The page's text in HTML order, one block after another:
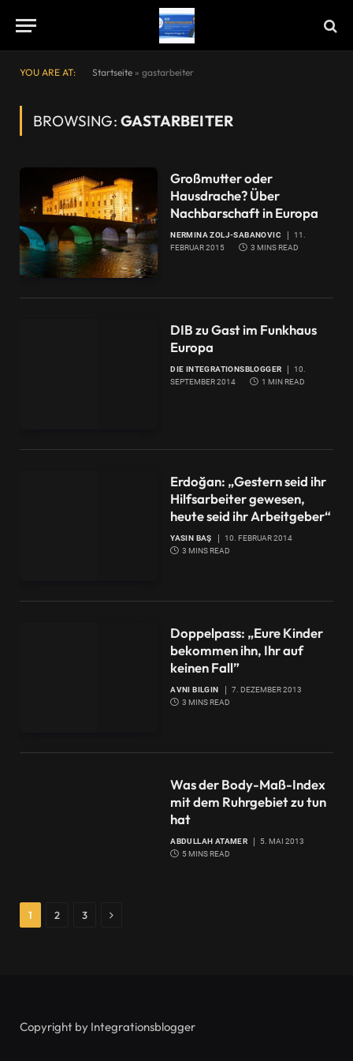
YOU ARE AT: Startseite » gastarbeiter
BROWSING: GASTARBEITER
Großmutter oder
Hausdrache? Über
Nachbarschaft in Europa
NERMINA ZOLJ-SABANOVIC
11.
FEBRUAR 2015
3 MINS READ
DIB zu Gast im Funkhaus
Europa
DIE INTEGRATIONSBLOGGER
10.
SEPTEMBER 2014
1 MIN READ
Erdoğan: „Gestern seid ihr
Hilfsarbeiter gewesen,
heute seid ihr Arbeitgeber“
YASIN BAŞ
10. FEBRUAR 2014
3 MINS READ
Doppelpass: „Eure Kinder
bekommen ihn, Ihr auf
keinen Fall”
AVNI BILGIN
7. DEZEMBER 2013
3 MINS READ
Was der Body-Maß-Index
mit dem Ruhrgebiet zu tun
hat
ABDULLAH ATAMER
5. MAI 2013
5 MINS READ
1 2 3 Next
Copyright by Integrationsblogger